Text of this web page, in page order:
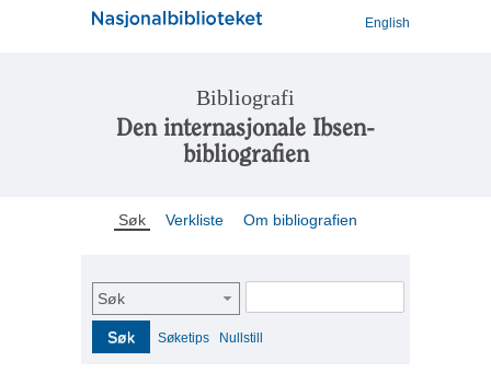
English
Bibliografi
Den internasjonale Ibsen-
bibliografien
Søk Verkliste Om bibliografien
Søk
Søk Søketips Nullstill